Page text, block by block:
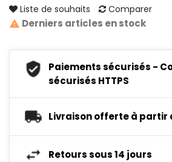
Liste de souhaits Comparer
Derniers articles en stock
Paiements sécurisés -
sécurisés HTTPS
Livraison offerte à partir
Retours sous 14 jours